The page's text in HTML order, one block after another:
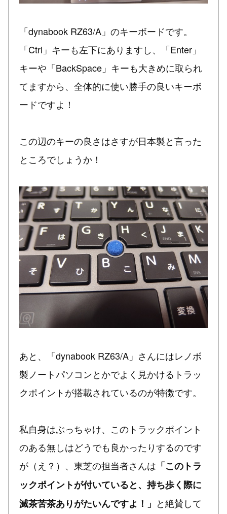
「dynabook RZ63/A」のキーボードです。
「Ctrl」キーも左下にありますし、「Enter」
キーや「BackSpace」キーも大きめに取られ
てますから、全体的に使い勝手の良いキーボ
ードですよ！
この辺のキーの良さはさすが日本製と言った
ところでしょうか！
あと、「dynabook RZ63/A」さんにはレノボ
製ノートパソコンとかでよく見かけるトラッ
クポイントが搭載されているのが特徴です。
私自身はぶっちゃけ、このトラックポイント
のある無しはどうでも良かったりするのです
が（え？）、東芝の担当者さんは 「このトラ
ックポイントが付いていると、持ち歩く際に
滅茶苦茶ありがたいんですよ！」 と絶賛して